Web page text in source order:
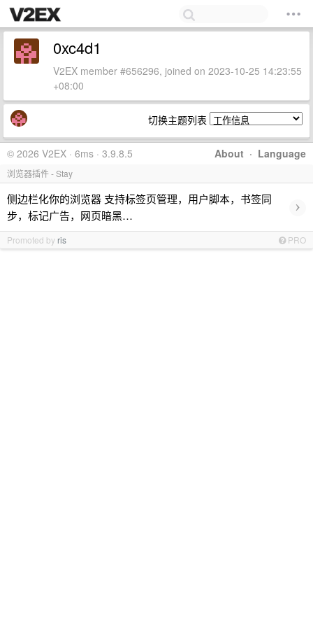
0xc4d1
V2EX member #656296, joined on 2023-10-25 14:23:55
+08:00
切换主题列表
About · Language
© 2026 V2EX · 6ms · 3.9.8.5
浏览器插件 - Stay
侧边栏化你的浏览器 支持标签页管理，用户脚本，书签同
步，标记广告，网页暗黑…
›
Promoted by ris PRO